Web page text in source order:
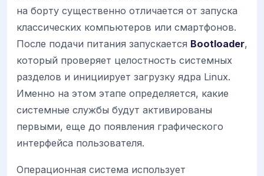
на борту существенно отличается от запуска
классических компьютеров или смартфонов.
После подачи питания запускается Bootloader,
который проверяет целостность системных
разделов и инициирует загрузку ядра Linux.
Именно на этом этапе определяется, какие
системные службы будут активированы
первыми, еще до появления графического
интерфейса пользователя.
Операционная система использует